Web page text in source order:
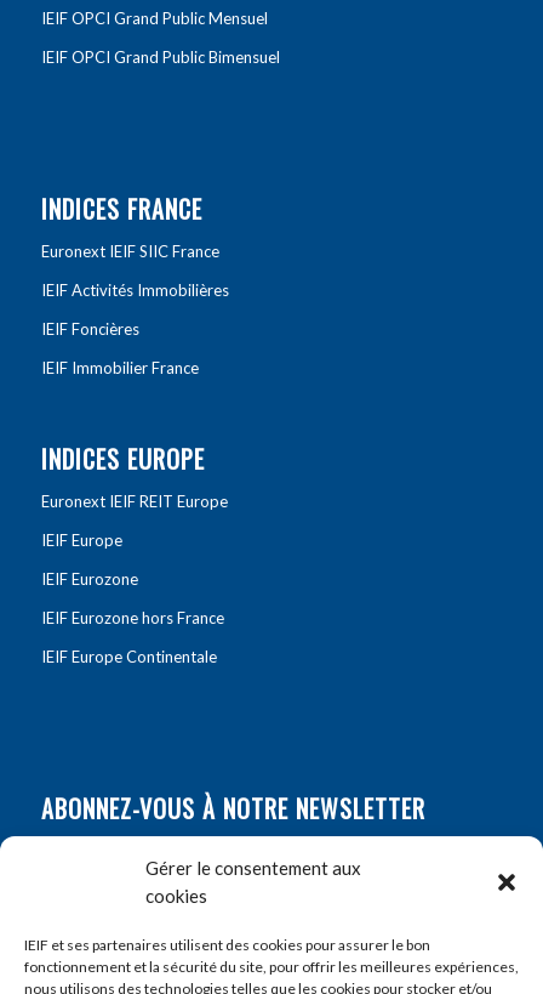
Gérer le consentement aux
cookies
IEIF et ses partenaires utilisent des cookies pour assurer le bon
fonctionnement et la sécurité du site, pour offrir les meilleures expériences,
nous utilisons des technologies telles que les cookies pour stocker et/ou
IEIF OPCI Grand Public Mensuel
IEIF OPCI Grand Public Bimensuel
INDICES FRANCE
Euronext IEIF SIIC France
IEIF Activités Immobilières
IEIF Foncières
IEIF Immobilier France
INDICES EUROPE
Euronext IEIF REIT Europe
IEIF Europe
IEIF Eurozone
IEIF Eurozone hors France
IEIF Europe Continentale
ABONNEZ-VOUS À NOTRE NEWSLETTER
Prénom*